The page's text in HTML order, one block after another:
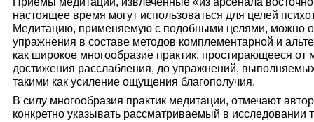
настоящее время могут использоваться для целей
Медитацию, применяемую с подобными целями, можно
упражнения в составе методов комплементарной и
как широкое многообразие практик, простирающееся от
достижения расслабления, до упражнений,
такими как усиление ощущения благополучия.
В силу многообразия практик медитации, отмечают
конкретно указывать рассматриваемый в исследовании